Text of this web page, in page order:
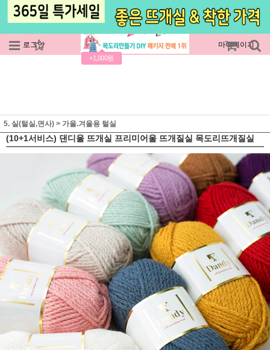
로그인 회원가입
+1,000원
주문조회 마이페이지
5. 실(털실,면사) > 가을.겨울용 털실
(10+1서비스) 댄디울 뜨개실 프리미어울 뜨개질실 목도리뜨개질실